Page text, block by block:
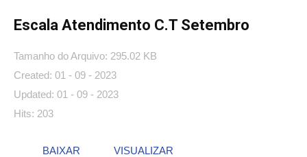
Escala Atendimento C.T Setembro
Tamanho do Arquivo: 295.02 KB
Created: 01 - 09 - 2023
Updated: 01 - 09 - 2023
Hits: 203
BAIXAR VISUALIZAR